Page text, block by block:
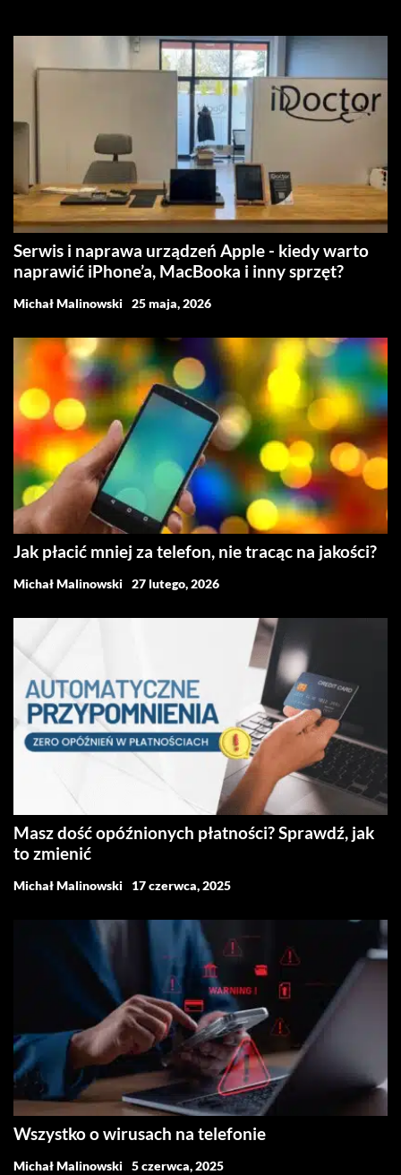
Serwis i naprawa urządzeń Apple - kiedy warto
naprawić iPhone’a, MacBooka i inny sprzęt?
Michał Malinowski 25 maja, 2026
Jak płacić mniej za telefon, nie tracąc na jakości?
Michał Malinowski 27 lutego, 2026
Masz dość opóźnionych płatności? Sprawdź, jak
to zmienić
Michał Malinowski 17 czerwca, 2025
Wszystko o wirusach na telefonie
Michał Malinowski 5 czerwca, 2025